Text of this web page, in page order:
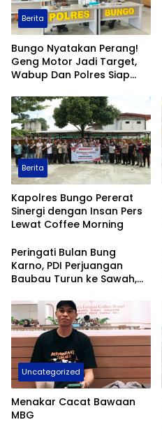
Berita
Bungo Nyatakan Perang!
Geng Motor Jadi Target,
Wabup Dan Polres Siap
Berita
Kapolres Bungo Pererat
Sinergi dengan Insan Pers
Lewat Coffee Morning
Peringati Bulan Bung
Karno, PDI Perjuangan
Baubau Turun ke Sawah,
Kedaulatan Pangan
Uncategorized
Menakar Cacat Bawaan
MBG